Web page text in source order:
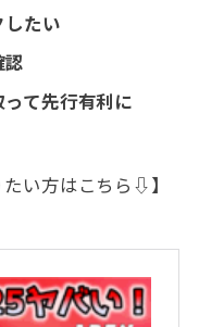
したい
認
て先行有利に
い方はこちら⇩】